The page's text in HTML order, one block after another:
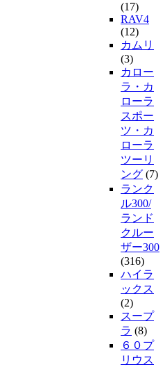
(17)
RAV4
(12)
カムリ
(3)
カロー
ラ・カ
ローラ
スポー
ツ・カ
ローラ
ツーリ
ング (7)
ランク
ル300/
ランド
クルー
ザー300
(316)
ハイラ
ックス
(2)
スープ
ラ (8)
６０プ
リウス